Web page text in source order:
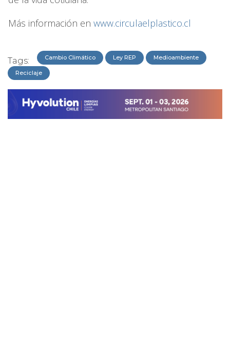
Más información en www.circulaelplastico.cl
Tags: Cambio Climático Ley REP Medioambiente
Reciclaje